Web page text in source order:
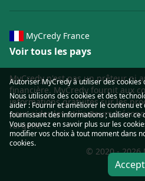
MyCredy France
Voir tous les pays
MyCredy n'est pas un prêteur ni
financière. MyCredy fournit aux
informations gratuites sur les
pour aider les utilisateurs à
l'argent.
© 2020 - 2026
Autoriser MyCredy à utiliser des cookies
Nous utilisons descookieset des
aider : Fournir et améliorer le contenu
fournissant des informations ; utiliser ce
Vous pouvez en savoir plus sur les
modifier vos choix à tout moment dans
cookies.